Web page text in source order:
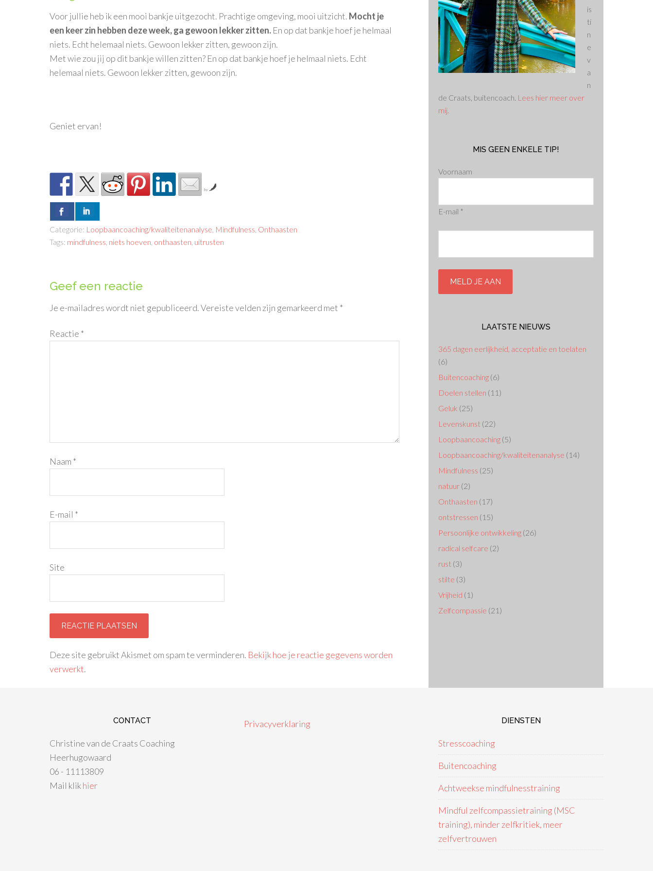
Voor jullie heb ik een mooi bankje uitgezocht. Prachtige omgeving, mooi uitzicht. Mocht je
een keer zin hebben deze week, ga gewoon lekker zitten. En op dat bankje hoef je helmaal
niets. Echt helemaal niets. Gewoon lekker zitten, gewoon zijn.
Met wie zou jij op dit bankje willen zitten? En op dat bankje hoef je helmaal niets. Echt
helemaal niets. Gewoon lekker zitten, gewoon zijn.
Geniet ervan!
by
Categorie: Loopbaancoaching/kwaliteitenanalyse Mindfulness Onthaasten
Tags: mindfulness niets hoeven onthaasten uitrusten
Geef een reactie
Je e-mailadres wordt niet gepubliceerd.Vereiste velden zijn gemarkeerd met *
Reactie *
Naam *
E-mail *
Site
Deze site gebruikt Akismet om spam te verminderen. Bekijk hoe je reactie gegevens worden
verwerkt.
is
ti
n
e
v
a
n
de Craats, buitencoach. Lees hier meer over
mij.
MIS GEEN ENKELE TIP!
Voornaam
E-mail *
LAATSTE NIEUWS
365 dagen eerlijkheid, acceptatie en toelaten
(6)
Buitencoaching (6)
Doelen stellen (11)
Geluk (25)
Levenskunst (22)
Loopbaancoaching (5)
Loopbaancoaching/kwaliteitenanalyse (14)
Mindfulness (25)
natuur (2)
Onthaasten (17)
ontstressen (15)
Persoonlijke ontwikkeling (26)
radical selfcare (2)
rust (3)
stilte (3)
Vrijheid (1)
Zelfcompassie (21)
CONTACT
Christine van de Craats Coaching
Heerhugowaard
06 - 11113809
Mail klikhier
Privacyverklaring DIENSTEN
Stresscoaching
Buitencoaching
Achtweekse mindfulnesstraining
Mindful zelfcompassietraining (MSC
training), minder zelfkritiek, meer
zelfvertrouwen